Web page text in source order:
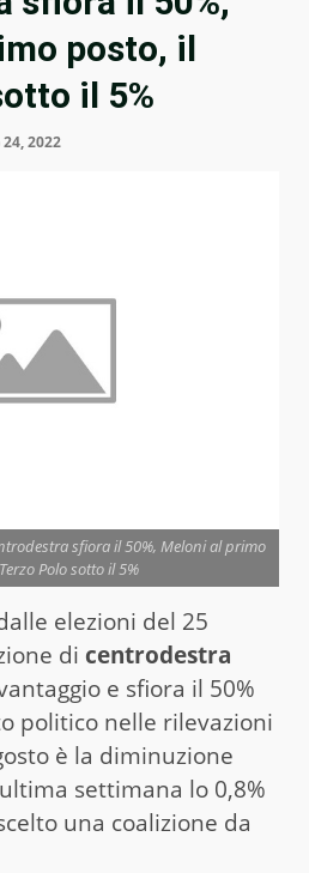
posto, il
il 5%
2022
sfiora il 50%, Meloni al primo
Polo sotto il 5%
elezioni del 25
di centrodestra
e sfiora il 50%
politico nelle rilevazioni
è la diminuzione
settimana lo 0,8%
una coalizione da